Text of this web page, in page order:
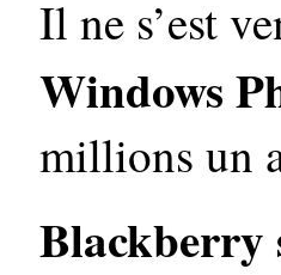
Il ne s’est
Windows
millions un
Blackberry